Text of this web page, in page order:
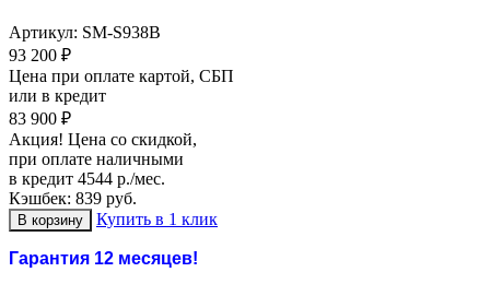
Артикул: SM-S938B
93 200 ₽
Цена при оплате картой, СБП
или в кредит
83 900 ₽
Акция! Цена со скидкой,
при оплате наличными
в кредит 4544 р./мес.
Кэшбек: 839 руб.
Купить в 1 клик
Гарантия 12 месяцев!